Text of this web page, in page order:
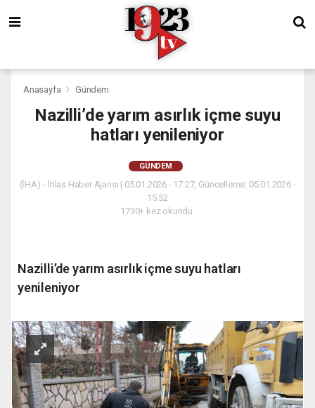
Anasayfa Gündem
Nazilli’de yarım asırlık içme suyu
hatları yenileniyor
GÜNDEM
(İHA) - İhlas Haber Ajansı | 05.01.2026 - 17:27, Güncelleme: 05.01.2026 -
15:52
1730+ kez okundu.
Nazilli’de yarım asırlık içme suyu hatları
yenileniyor